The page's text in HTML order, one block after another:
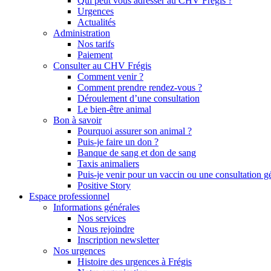
Urgences
Actualités
Administration
Nos tarifs
Paiement
Consulter au CHV Frégis
Comment venir ?
Comment prendre rendez-vous ?
Déroulement d’une consultation
Le bien-être animal
Bon à savoir
Pourquoi assurer son animal ?
Puis-je faire un don ?
Banque de sang et don de sang
Taxis animaliers
Puis-je venir pour un vaccin ou une consultation
Positive Story
Espace professionnel
Informations générales
Nos services
Nous rejoindre
Inscription newsletter
Nos urgences
Histoire des urgences à Frégis